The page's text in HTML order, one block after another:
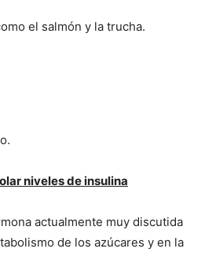
el salmón y la trucha.
niveles de insulina
actualmente muy discutida
de los azúcares y en la